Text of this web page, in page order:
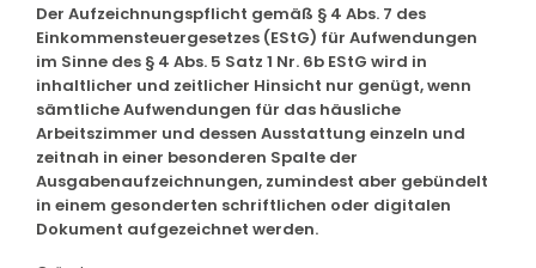
Der Aufzeichnungspflicht gemäß § 4 Abs. 7 des
Einkommensteuergesetzes (EStG) für Aufwendungen
im Sinne des § 4 Abs. 5 Satz 1 Nr. 6b EStG wird in
inhaltlicher und zeitlicher Hinsicht nur genügt, wenn
sämtliche Aufwendungen für das häusliche
Arbeitszimmer und dessen Ausstattung einzeln und
zeitnah in einer besonderen Spalte der
Ausgabenaufzeichnungen, zumindest aber gebündelt
in einem gesonderten schriftlichen oder digitalen
Dokument aufgezeichnet werden.